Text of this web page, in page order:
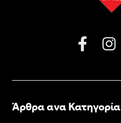
Άρθρα ανα Κατηγορία